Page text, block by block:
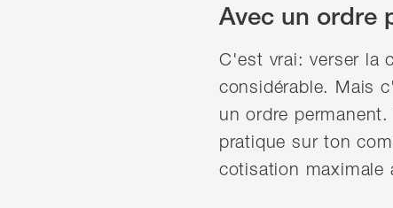
Avec un ordre
C'est vrai: verser la
considérable. Mais
un ordre
pratique sur ton
cotisation maximale